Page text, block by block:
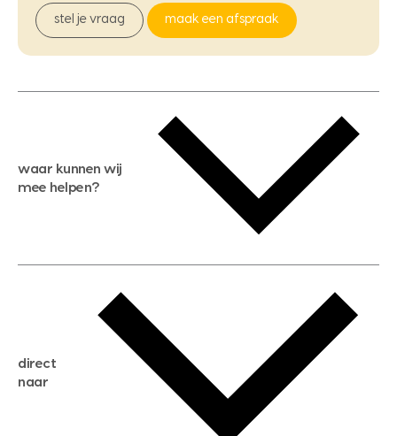
stel je vraag maak een afspraak
waar kunnen wij
mee helpen?
gratis zoekservice
huis verkopen
huis kopen
direct
naar